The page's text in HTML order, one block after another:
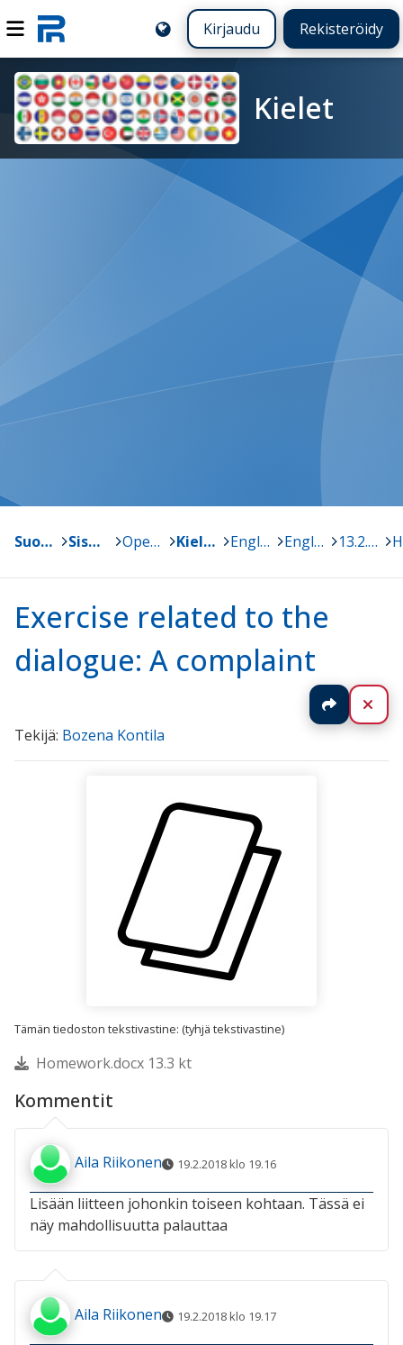
Kirjaudu Rekisteröidy
Kielet
Suonenjoki Sisä-Savon kansalaisopisto Opetussuunnitelma ja oppiaineet Kielet Englanti English @ work 13.2.2018
Exercise related to the
dialogue: A complaint
Jaa
Tekijä: Bozena Kontila
Tämän tiedoston tekstivastine: (tyhjä tekstivastine)
Homework.docx 13.3 kt
Kommentit
Aila Riikonen 19.2.2018 klo 19.16
Lisään liitteen johonkin toiseen kohtaan. Tässä ei
näy mahdollisuutta palauttaa
Aila Riikonen 19.2.2018 klo 19.17